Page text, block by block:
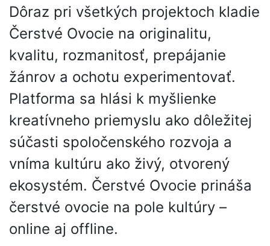
Dôraz pri všetkých projektoch kladie
Čerstvé Ovocie na originalitu,
kvalitu, rozmanitosť, prepájanie
žánrov a ochotu experimentovať.
Platforma sa hlási k myšlienke
kreatívneho priemyslu ako dôležitej
súčasti spoločenského rozvoja a
vníma kultúru ako živý, otvorený
ekosystém. Čerstvé Ovocie prináša
čerstvé ovocie na pole kultúry –
online aj offline.